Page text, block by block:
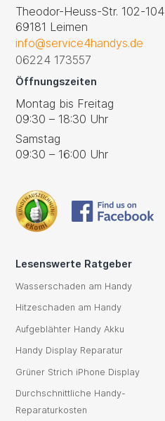
Theodor-Heuss-Str. 102-104
69181 Leimen
info@service4handys.de
06224 173557
Öffnungszeiten
Montag bis Freitag
09:30 – 18:30 Uhr
Samstag
09:30 – 16:00 Uhr
Lesenswerte Ratgeber
Wasserschaden am Handy
Hitzeschaden am Handy
Aufgeblähter Handy Akku
Handy Display Reparatur
Grüner Strich iPhone Display
Durchschnittliche Handy-
Reparaturkosten